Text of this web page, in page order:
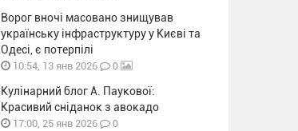
Ворог вночі масовано знищував
українську інфраструктуру у Києві та
Одесі, є потерпілі
10:54, 13 янв 2026 0
Кулінарний блог А. Паукової:
Красивий сніданок з авокадо
17:00, 25 янв 2026 0